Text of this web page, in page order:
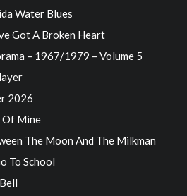
Water Blues
Got A Broken Heart
– 1967/1979 – Volume 5
2026
Of Mine
The Moon And The Milkman
To School